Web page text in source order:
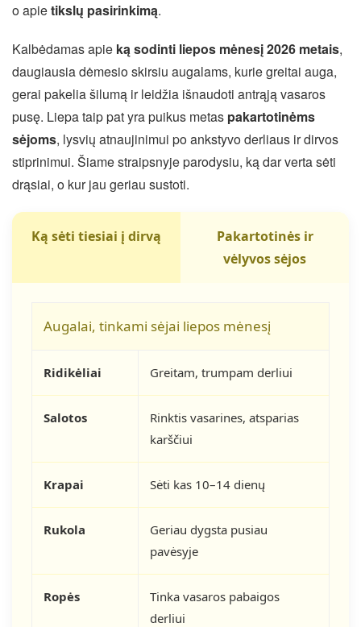
o apietikslų pasirinkimą.
Kalbėdamas apie ką sodinti liepos mėnesį 2026 metais,
daugiausia dėmesio skirsiu augalams, kurie greitai auga,
gerai pakelia šilumą ir leidžia išnaudoti antrąją vasaros
pusę. Liepa taip pat yra puikus metas pakartotinėms
sėjoms, lysvių atnaujinimui po ankstyvo derliaus ir dirvos
stiprinimui. Šiame straipsnyje parodysiu, ką dar verta sėti
drąsiai, o kur jau geriau sustoti.
Ką sėti tiesiai į dirvą
Pakartotinės ir
vėlyvos sėjos
Augalai, tinkami sėjai liepos mėnesį
Ridikėliai Greitam, trumpam derliui
Salotos
Rinktis vasarines, atsparias
karščiui
Krapai Sėti kas 10–14 dienų
Rukola
Geriau dygsta pusiau
pavėsyje
Ropės
Tinka vasaros pabaigos
derliui